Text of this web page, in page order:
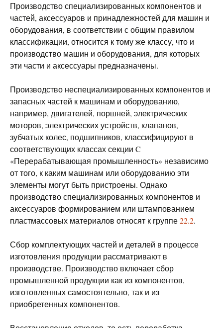
Производство специализированных компонентов и
частей, аксессуаров и принадлежностей для машин и
оборудования, в соответствии с общим правилом
классификации, относится к тому же классу, что и
производство машин и оборудования, для которых
эти части и аксессуары предназначены.
Производство неспециализированных компонентов и
запасных частей к машинам и оборудованию,
например, двигателей, поршней, электрических
моторов, электрических устройств, клапанов,
зубчатых колес, подшипников, классифицируют в
соответствующих классах секции C
«Перерабатывающая промышленность» независимо
от того, к каким машинам или оборудованию эти
элементы могут быть пристроены. Однако
производство специализированных компонентов и
аксессуаров формированием или штампованием
пластмассовых материалов относят к группе22.2.
Сбор комплектующих частей и деталей в процессе
изготовления продукции рассматривают в
производстве. Производство включает сбор
промышленной продукции как из компонентов,
изготовленных самостоятельно, так и из
приобретенных компонентов.